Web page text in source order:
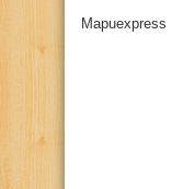
Mapuexpress